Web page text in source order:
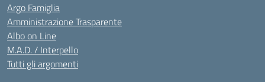
Argo Famiglia
Amministrazione Trasparente
Albo on Line
M.A.D. / Interpello
Tutti gli argomenti